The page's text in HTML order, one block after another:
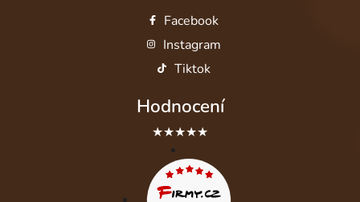
Facebook
Instagram
Tiktok
Hodnocení
★★★★★